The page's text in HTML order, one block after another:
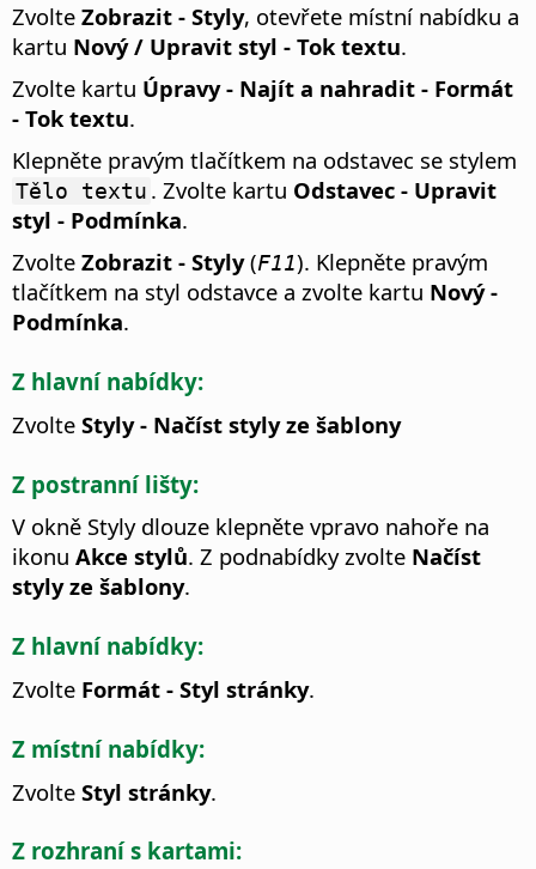
Zvolte Zobrazit - Styly, otevřete místní nabídku a
kartu Nový / Upravit styl - Tok textu.
Zvolte kartu Úpravy - Najít a nahradit - Formát
- Tok textu.
Klepněte pravým tlačítkem na odstavec se stylem
Tělo textu . Zvolte kartu Odstavec - Upravit
styl - Podmínka.
Zvolte Zobrazit - Styly(F11). Klepněte pravým
tlačítkem na styl odstavce a zvolte kartu Nový -
Podmínka.
Z hlavní nabídky:
Zvolte Styly - Načíst styly ze šablony
Z postranní lišty:
V okně Styly dlouze klepněte vpravo nahoře na
ikonu Akce stylů. Z podnabídky zvolte Načíst
styly ze šablony.
Z hlavní nabídky:
Zvolte Formát - Styl stránky.
Z místní nabídky:
Zvolte Styl stránky.
Z rozhraní s kartami: